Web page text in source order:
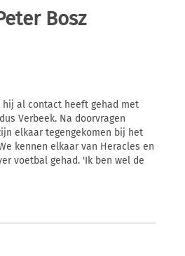
Bosz
hij al contact heeft gehad met
Verbeek. Na doorvragen
elkaar tegengekomen bij het
kennen elkaar van Heracles en
voetbal gehad. 'Ik ben wel de